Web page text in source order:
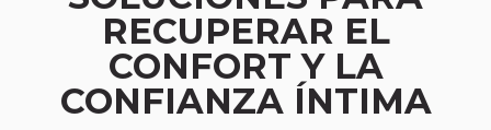
RECUPERAR EL
CONFORT Y LA
CONFIANZA ÍNTIMA